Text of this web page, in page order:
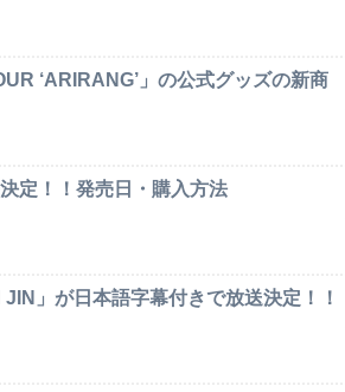
‘ARIRANG’」の公式グッズの新商
定！！発売日・購入方法
」が日本語字幕付きで放送決定！！